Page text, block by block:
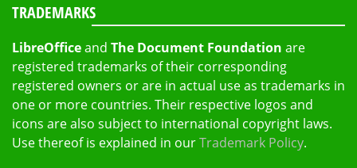
TRADEMARKS
LibreOfficeand The Document Foundation are
registered trademarks of their corresponding
registered owners or are in actual use as trademarks in
one or more countries. Their respective logos and
icons are also subject to international copyright laws.
Use thereof is explained in ourTrademark Policy.